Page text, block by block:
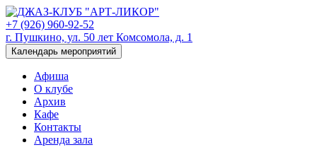
+7 (926) 960-92-52
г. Пушкино, ул. 50 лет Комсомола, д. 1
Календарь мероприятий
Афиша
О клубе
Архив
Кафе
Контакты
Аренда зала